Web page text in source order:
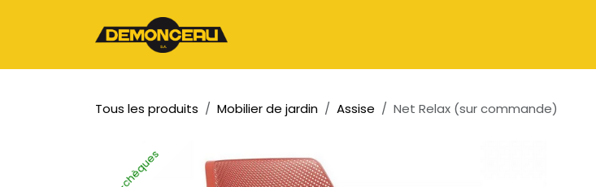
Tous les produits Mobilier de jardin Assise Net Relax (sur commande)